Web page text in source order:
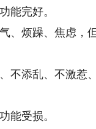
完好。
烦躁、焦虑，
添乱、不激惹、
受损。